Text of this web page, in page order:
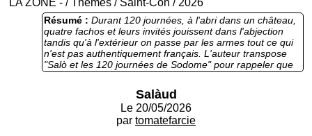
LA ZONE - /Thèmes / Saint-Con / 2026
Résumé : Durant 120 journées, à l'abri dans un château,
quatre fachos et leurs invités jouissent dans l'abjection
tandis qu'à l'extérieur on passe par les armes tout ce qui
n'est pas authentiquement français. L'auteur transpose
"Salò et les 120 journées de Sodome" pour rappeler que
le fascisme n'est pas seulement l'oppression d'un peuple
par un pouvoir totalitaire, mais aussi la corruption morale
portée au plus haut degré. En cela, son récit est aussi une
réflexion sur le mal dans l'Homme. La lecture en est
éprouvante, mais la brièveté la rend supportable pour
Salàud
Le 20/05/2026
par tomatefarcie